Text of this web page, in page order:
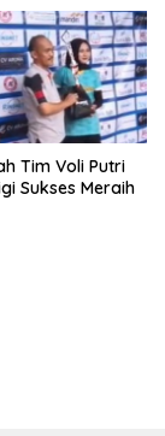
Tim Voli Putri
Sukses Meraih